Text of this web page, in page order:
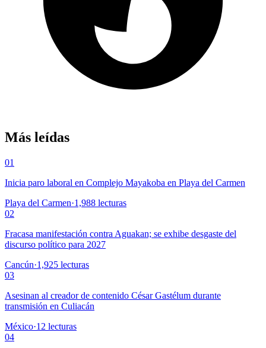
Más leídas
01
Inicia paro laboral en Complejo Mayakoba en Playa del Carmen
Playa del Carmen·1,988 lecturas
02
Fracasa manifestación contra Aguakan; se exhibe desgaste del
discurso político para 2027
Cancún·1,925 lecturas
03
Asesinan al creador de contenido César Gastélum durante
transmisión en Culiacán
México·12 lecturas
04